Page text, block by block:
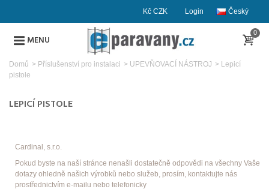
Český
Login
Kč CZK
MENU
0
Domů > Příslušenství pro instalaci > UPEVŇOVACÍ NÁSTROJ > Lepicí
pistole
LEPICÍ PISTOLE
Cardinal, s.r.o.
Pokud byste na naší stránce nenašli dostatečně odpovědi na všechny Vaše
dotazy ohledně našich výrobků nebo služeb, prosím, kontaktujte nás
prostřednictvím e-mailu nebo telefonicky